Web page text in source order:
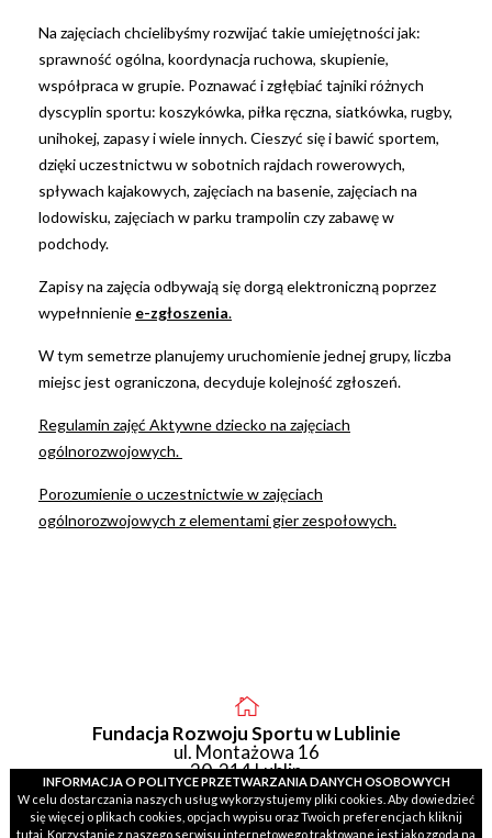
Na zajęciach chcielibyśmy rozwijać takie umiejętności jak:
sprawność ogólna, koordynacja ruchowa, skupienie,
współpraca w grupie. Poznawać i zgłębiać tajniki różnych
dyscyplin sportu: koszykówka, piłka ręczna, siatkówka, rugby,
unihokej, zapasy i wiele innych. Cieszyć się i bawić sportem,
dzięki uczestnictwu w sobotnich rajdach rowerowych,
spływach kajakowych, zajęciach na basenie, zajęciach na
lodowisku, zajęciach w parku trampolin czy zabawę w
podchody.
Zapisy na zajęcia odbywają się dorgą elektroniczną poprzez
wypełnnienie e-zgłoszenia.
W tym semetrze planujemy uruchomienie jednej grupy, liczba
miejsc jest ograniczona, decyduje kolejność zgłoszeń.
Regulamin zajęć Aktywne dziecko na zajęciach
ogólnorozwojowych.
Porozumienie o uczestnictwie w zajęciach
ogólnorozwojowych z elementami gier zespołowych.
Fundacja Rozwoju Sportu w Lublinie
ul. Montażowa 16
20-214Lublin
INFORMACJA O POLITYCE PRZETWARZANIA DANYCH OSOBOWYCH
W celu dostarczania naszych usług wykorzystujemy pliki cookies. Aby dowiedzieć
się więcej o plikach cookies, opcjach wypisu oraz Twoich preferencjach kliknij
tutaj . Korzystanie z naszego serwisu internetowego traktowane jest jako zgoda na